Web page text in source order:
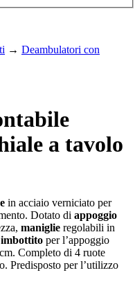
→ Deambulatori con
a tavolo
in acciaio verniciato per
Dotato di appoggio
maniglie regolabili in
per l’appoggio
Completo di 4 ruote
Predisposto per l’utilizzo